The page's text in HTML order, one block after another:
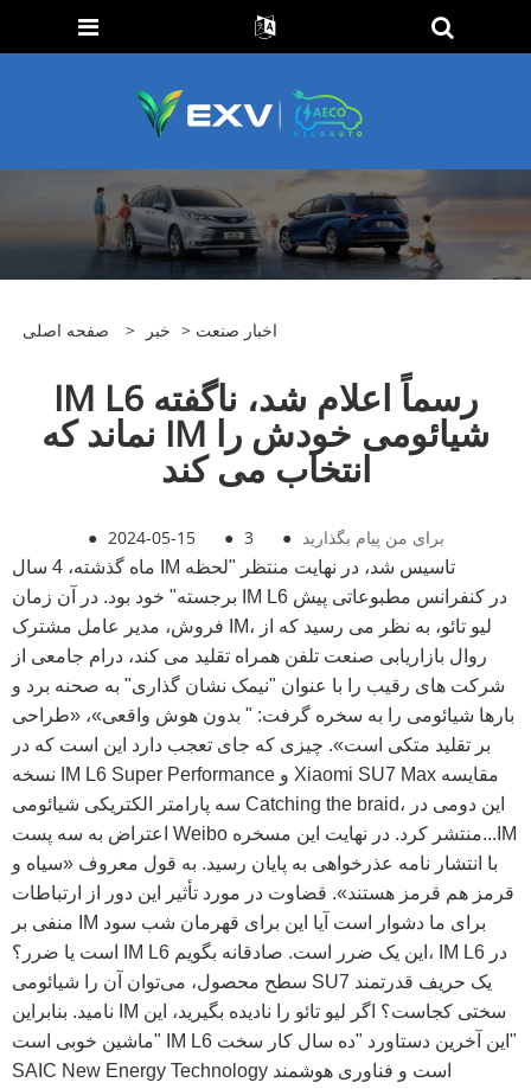
صفحه اصلی > خبر > اخبار صنعت
IM L6 رسماً اعلام شد، ناگفته
نماند که IM شیائومی خودش را
انتخاب می کند
● 2024-05-15 ● 3 ● برای من پیام بگذارید
ماه گذشته، 4 سال IM تاسیس شد، در نهایت منتظر "لحظه
برجسته" خود بود. در آن زمان IM L6 در کنفرانس مطبوعاتی پیش
فروش، مدیر عامل مشترک IM، لیو تائو، به نظر می رسید که از
روال بازاریابی صنعت تلفن همراه تقلید می کند، درام جامعی از
شرکت های رقیب را با عنوان "نیمک نشان گذاری" به صحنه برد و
بارها شیائومی را به سخره گرفت: " بدون هوش واقعی»، «طراحی
بر تقلید متکی است». چیزی که جای تعجب دارد این است که در
نسخه IM L6 Super Performance و Xiaomi SU7 Max مقایسه
سه پارامتر الکتریکی شیائومی Catching the braid، این دومی در
اعتراض به سه پست Weibo منتشر کرد. در نهایت این مسخره...IM
با انتشار نامه عذرخواهی به پایان رسید. به قول معروف «سیاه و
قرمز هم قرمز هستند». قضاوت در مورد تأثیر این دور از ارتباطات
منفی بر IM برای ما دشوار است آیا این برای قهرمان شب سود
است یا ضرر؟ IM L6 این یک ضرر است. صادقانه بگویم، IM L6 در
سطح محصول، می‌توان آن را شیائومی SU7 یک حریف قدرتمند
نامید. بنابراین IM سختی کجاست؟ اگر لیو تائو را نادیده بگیرید، این
ماشین خوبی است" IM L6 این آخرین دستاورد "ده سال کار سخت"
SAIC New Energy Technology است و فناوری هوشمند